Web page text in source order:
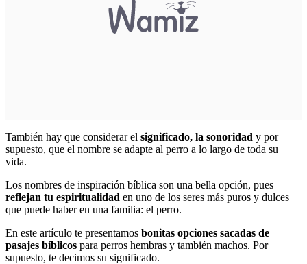
También hay que considerar el significado, la sonoridad y por
supuesto, que el nombre se adapte al perro a lo largo de toda su
vida.
Los nombres de inspiración bíblica son una bella opción, pues
reflejan tu espiritualidad en uno de los seres más puros y dulces
que puede haber en una familia: el perro.
En este artículo te presentamos bonitas opciones sacadas de
pasajes bíblicos para perros hembras y también machos. Por
supuesto, te decimos su significado.